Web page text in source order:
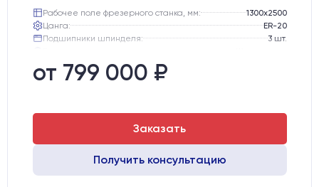
Рабочее поле фрезерного станка, мм:
1300х2500
Цанга:
ER-20
Подшипники шпинделя:
3 шт.
Стол:
Двигатели:
от 799 000 ₽
Заказать
Получить консультацию